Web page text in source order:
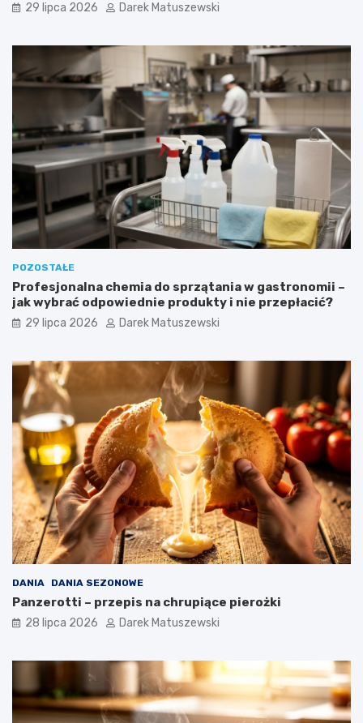
29 lipca 2026 Darek Matuszewski
POZOSTAŁE
Profesjonalna chemia do sprzątania w gastronomii –
jak wybrać odpowiednie produkty i nie przepłacić?
29 lipca 2026 Darek Matuszewski
DANIA DANIA SEZONOWE
Panzerotti – przepis na chrupiące pierożki
28 lipca 2026 Darek Matuszewski